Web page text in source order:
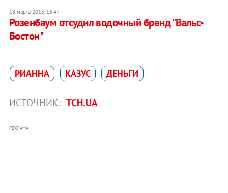
18 марта 2013, 16:47
Розенбаум отсудил водочный бренд "Вальс-
Бостон"
РИАННА КАЗУС ДЕНЬГИ
ИСТОЧНИК: ТСН.UA
РЕКЛАМА